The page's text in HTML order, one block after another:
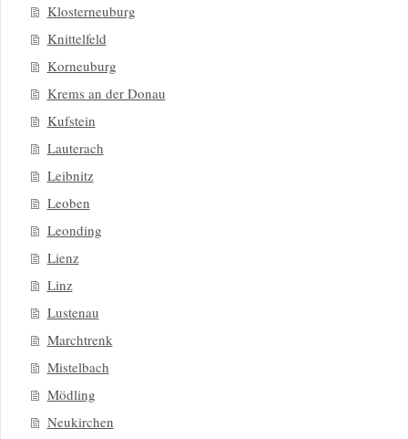
Klosterneuburg
Knittelfeld
Korneuburg
Krems an der Donau
Kufstein
Lauterach
Leibnitz
Leoben
Leonding
Lienz
Linz
Lustenau
Marchtrenk
Mistelbach
Mödling
Neukirchen